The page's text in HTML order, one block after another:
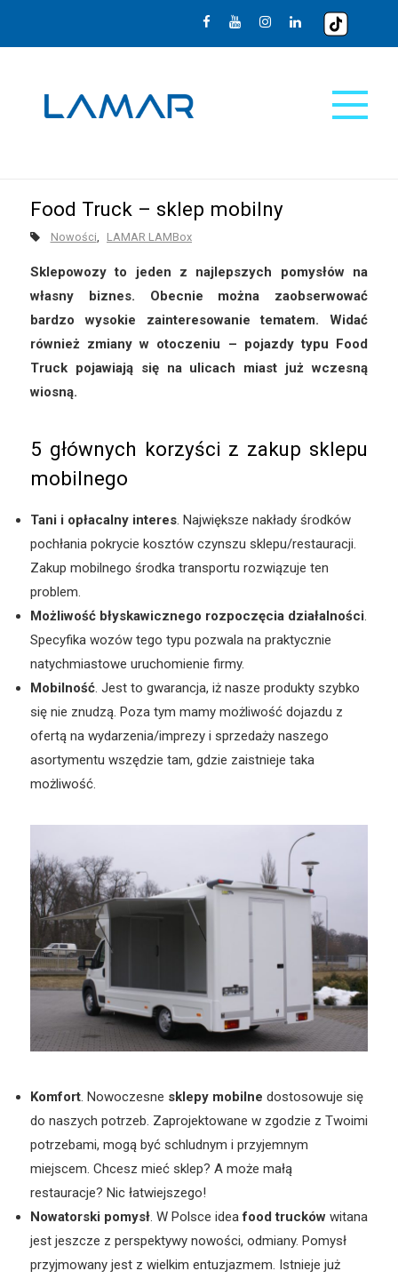
Food Truck – sklep mobilny
Nowości LAMAR LAMBox
Sklepowozy to jeden z najlepszych pomysłów na
własny biznes. Obecnie można zaobserwować
bardzo wysokie zainteresowanie tematem. Widać
również zmiany w otoczeniu – pojazdy typu Food
Truck pojawiają się na ulicach miast już wczesną
wiosną.
5 głównych korzyści z zakup sklepu
mobilnego
Tani i opłacalny interes. Największe nakłady środków
pochłania pokrycie kosztów czynszu sklepu/restauracji.
Zakup mobilnego środka transportu rozwiązuje ten
problem.
Możliwość błyskawicznego rozpoczęcia działalności.
Specyfika wozów tego typu pozwala na praktycznie
natychmiastowe uruchomienie firmy.
Mobilność. Jest to gwarancja, iż nasze produkty szybko
się nie znudzą. Poza tym mamy możliwość dojazdu z
ofertą na wydarzenia/imprezy i sprzedaży naszego
asortymentu wszędzie tam, gdzie zaistnieje taka
możliwość.
Komfort. Nowoczesne sklepy mobilne dostosowuje się
do naszych potrzeb. Zaprojektowane w zgodzie z Twoimi
potrzebami, mogą być schludnym i przyjemnym
miejscem. Chcesz mieć sklep? A może małą
restauracje? Nic łatwiejszego!
Nowatorski pomysł. W Polsce ideafood trucków witana
jest jeszcze z perspektywy nowości, odmiany. Pomysł
przyjmowany jest z wielkim entuzjazmem. Istnieje już